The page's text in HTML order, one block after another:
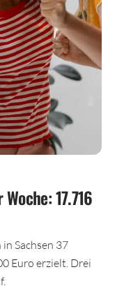
17.716
Sachsen 37
Euro erzielt. Drei